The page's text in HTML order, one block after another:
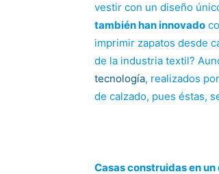
vestir con un diseño
también han innovado
imprimir zapatos desde
de la industria textil?
tecnología, realizados
de calzado, pues éstas,
Casas construidas en un